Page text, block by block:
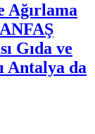
Ağırlama
Gıda ve
Antalya da